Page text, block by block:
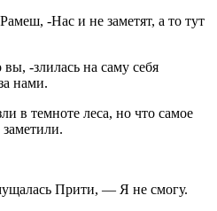
-Нас и не заметят, а то тут
-злилась на саму себя
нами.
в темноте леса, но что самое
Прити, — Я не смогу.